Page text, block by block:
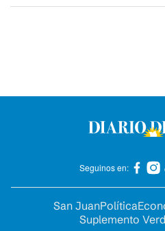
Seguinos en:
San JuanPolítica
Suplemento